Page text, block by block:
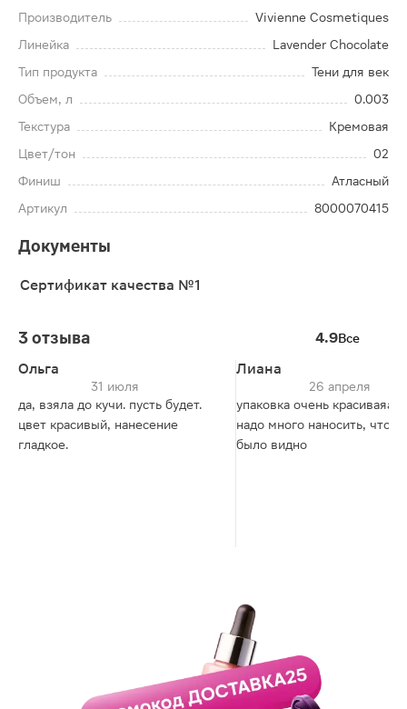
Производитель
Vivienne Cosmetiques
Линейка
Lavender Chocolate
Тип продукта
Тени для век
Объем, л
0.003
Текстура
Кремовая
Цвет/тон
02
Финиш
Атласный
Артикул
8000070415
Документы
Сертификат качества №1
3 отзыва 4.9Все
Ольга
31 июля
да, взяла до кучи. пусть будет.
цвет красивый, нанесение
гладкое.
Лиана
26 апреля
упаковка очень красиваяа
надо много наносить,
было видно